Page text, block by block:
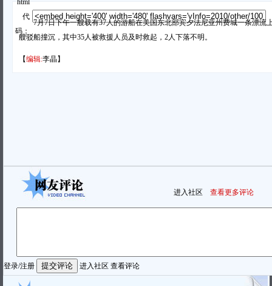
html
代
码：
7月7日下午一艘载有37人的游船在美国东北部宾夕法尼亚州费城一条漂流
艘驳船撞沉，其中35人被救援人员及时救起，2人下落不明。
【编辑:李晶】
进入社区 查看更多评论
登录/注册 进入社区 查看评论